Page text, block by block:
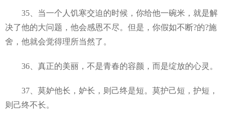
35、当一个人饥寒交迫的时候，你给他一碗米，就是解
决了他的大问题，他会感恩不尽。但是，你假如不断?的?施
舍，他就会觉得理所当然了。
36、真正的美丽，不是青春的容颜，而是绽放的心灵。
37、莫妒他长，妒长，则己终是短。莫护己短，护短，
则己终不长。